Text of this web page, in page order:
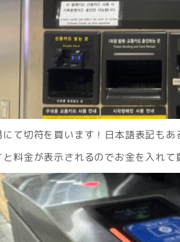
て切符を買います！日本語表記もあ
料金が表示されるのでお金を入れて